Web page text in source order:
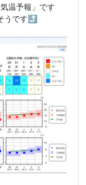
温予報」です
うです⤴️